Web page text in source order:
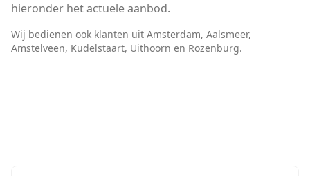
hieronder het actuele aanbod.
Wij bedienen ook klanten uit Amsterdam, Aalsmeer,
Amstelveen, Kudelstaart, Uithoorn en Rozenburg.